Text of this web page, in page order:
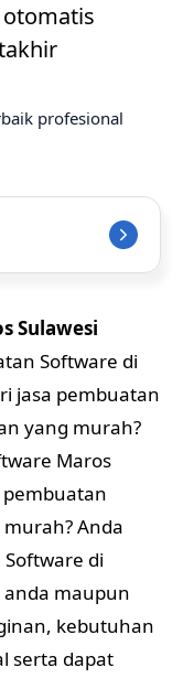
Sulawesi
Software di
jasa pembuatan
yang murah?
Maros
pembuatan
Anda
di
maupun
kebutuhan
serta dapat